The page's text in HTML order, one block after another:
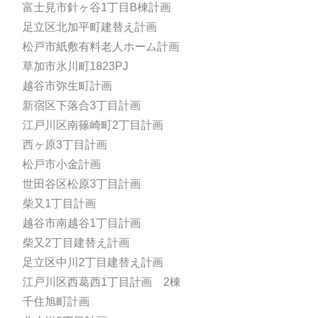
富士見市針ヶ谷1丁目B棟計画
足立区北加平町建替え計画
松戸市紙敷有料老人ホーム計画
草加市氷川町1823PJ
越谷市弥生町計画
新宿区下落合3丁目計画
江戸川区南篠崎町2丁目計画
西ヶ原3丁目計画
松戸市小金計画
世田谷区松原3丁目計画
柴又1丁目計画
越谷市南越谷1丁目計画
柴又2丁目建替え計画
足立区中川2丁目建替え計画
江戸川区西葛西1丁目計画 2棟
千住旭町計画